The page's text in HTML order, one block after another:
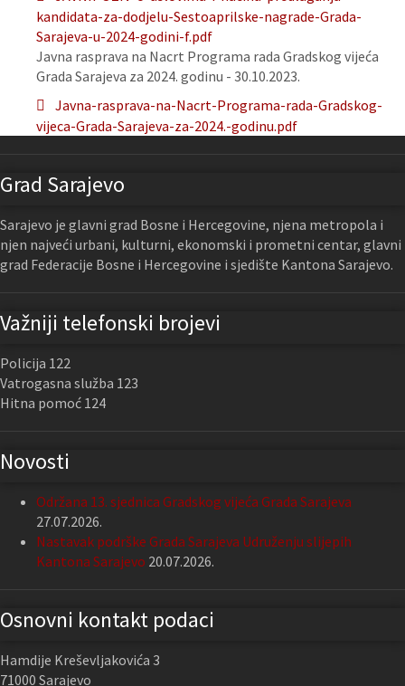
kandidata-za-dodjelu-Sestoaprilske-nagrade-Grada-
Sarajeva-u-2024-godini-f.pdf
Javna rasprava na Nacrt Programa rada Gradskog vijeća
Grada Sarajeva za 2024. godinu - 30.10.2023.
Javna-rasprava-na-Nacrt-Programa-rada-Gradskog-
vijeca-Grada-Sarajeva-za-2024.-godinu.pdf
Grad Sarajevo
Sarajevo je glavni grad Bosne i Hercegovine, njena metropola i
njen najveći urbani, kulturni, ekonomski i prometni centar, glavni
grad Federacije Bosne i Hercegovine i sjedište Kantona Sarajevo.
Važniji telefonski brojevi
Policija 122
Vatrogasna služba 123
Hitna pomoć 124
Novosti
Održana 13. sjednica Gradskog vijeća Grada Sarajeva
27.07.2026.
Nastavak podrške Grada Sarajeva Udruženju slijepih
Kantona Sarajevo 20.07.2026.
Osnovni kontakt podaci
Hamdije Kreševljakovića 3
71000 Sarajevo